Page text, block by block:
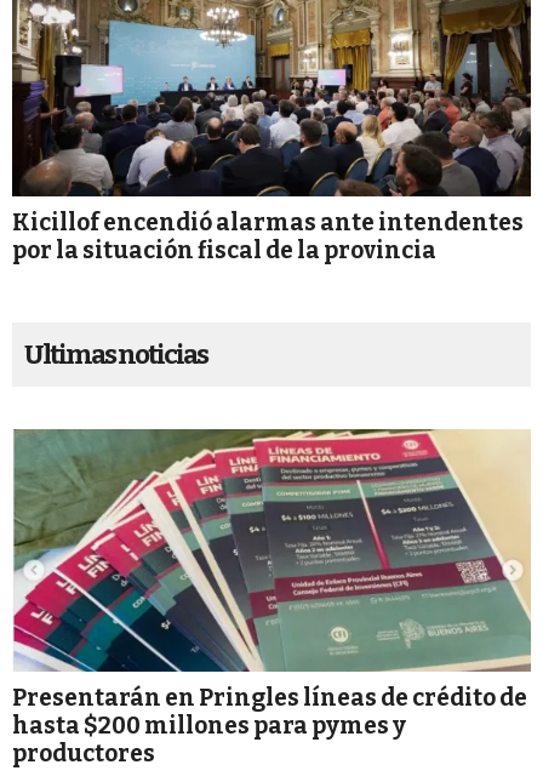
Kicillof encendió alarmas ante intendentes
por la situación fiscal de la provincia
Ultimas noticias
Presentarán en Pringles líneas de crédito de
hasta $200 millones para pymes y
productores